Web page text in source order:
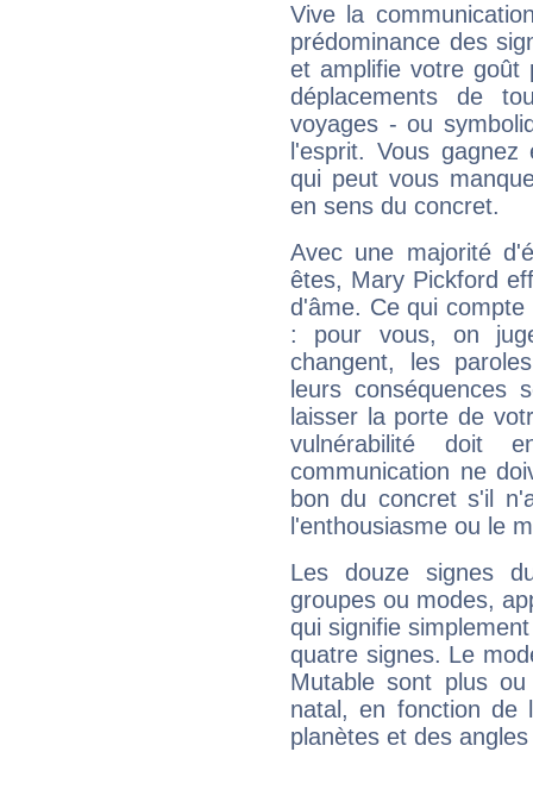
Vive la
prédominance des
et amplifie votre goût
déplacements de
voyages - ou
l'esprit. Vous
qui peut vous
en sens du concret.
Avec une majorité
êtes, Mary Pickford
d'âme. Ce qui
: pour vous, on
changent, les
leurs conséquences
laisser la porte de
vulnérabilité doit
communication ne
bon du concret s'il
l'enthousiasme ou le
Les douze signes
groupes ou modes,
qui signifie
quatre signes. Le
Mutable sont plus
natal, en fonction de
planètes et des